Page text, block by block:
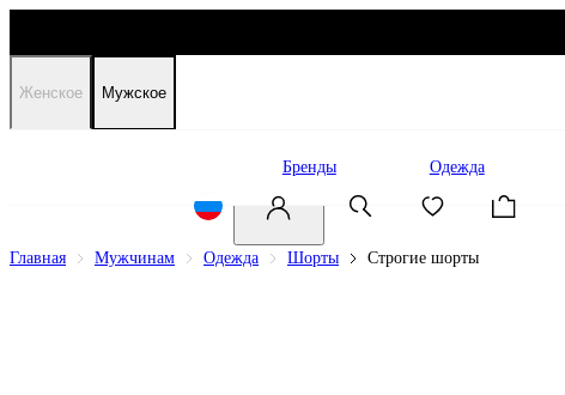
Женское Мужское
Бренды Одежда
Главная Мужчинам Одежда Шорты Строгие шорты